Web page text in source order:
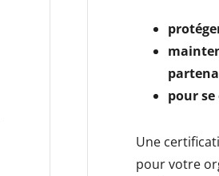
pour
Une
pour votre